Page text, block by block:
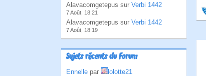
Alavacomgetepus sur Verbi 1442
7 Août, 18:21
Alavacomgetepus sur Verbi 1442
7 Août, 18:19
Sujets récents du Forum
Ennelle par
lolotte21